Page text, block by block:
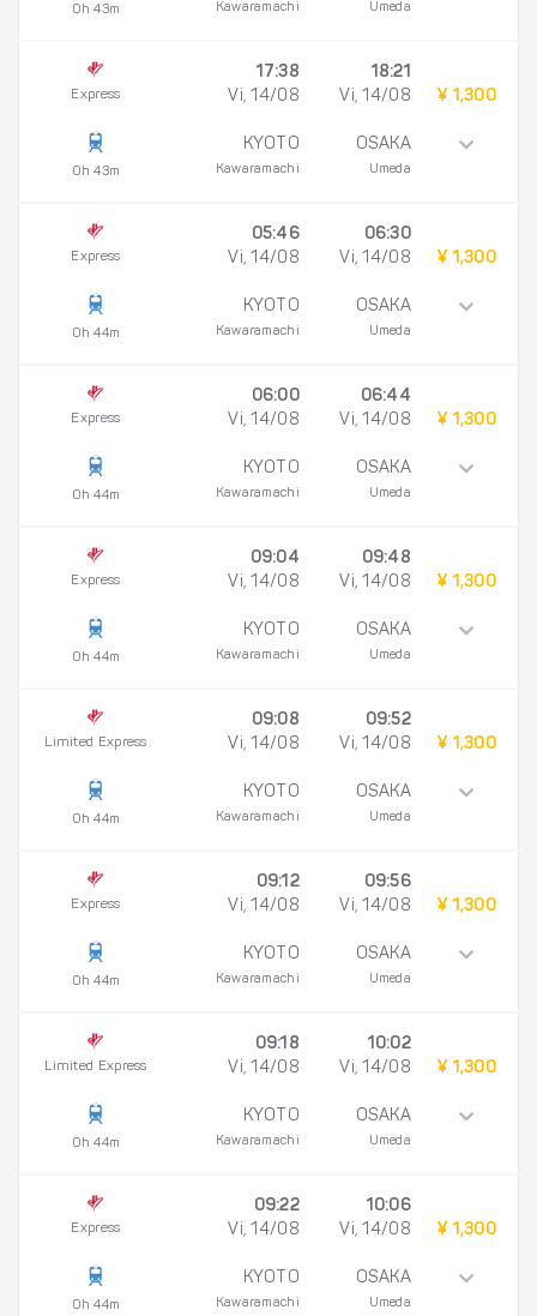
0h 43m Kawaramachi Umeda
Express
0h 43m
17:38
Vi, 14/08
KYOTO
Kawaramachi
18:21
Vi, 14/08
OSAKA
Umeda
¥ 1,300
Express
0h 44m
05:46
Vi, 14/08
KYOTO
Kawaramachi
06:30
Vi, 14/08
OSAKA
Umeda
¥ 1,300
Express
0h 44m
06:00
Vi, 14/08
KYOTO
Kawaramachi
06:44
Vi, 14/08
OSAKA
Umeda
¥ 1,300
Express
0h 44m
09:04
Vi, 14/08
KYOTO
Kawaramachi
09:48
Vi, 14/08
OSAKA
Umeda
¥ 1,300
Limited Express
0h 44m
09:08
Vi, 14/08
KYOTO
Kawaramachi
09:52
Vi, 14/08
OSAKA
Umeda
¥ 1,300
Express
0h 44m
09:12
Vi, 14/08
KYOTO
Kawaramachi
09:56
Vi, 14/08
OSAKA
Umeda
¥ 1,300
Limited Express
0h 44m
09:18
Vi, 14/08
KYOTO
Kawaramachi
10:02
Vi, 14/08
OSAKA
Umeda
¥ 1,300
Express
0h 44m
09:22
Vi, 14/08
KYOTO
Kawaramachi
10:06
Vi, 14/08
OSAKA
Umeda
¥ 1,300